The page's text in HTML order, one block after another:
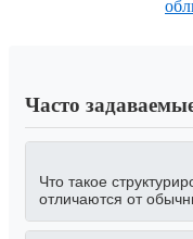
Часто
Что такое
отличаются от